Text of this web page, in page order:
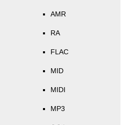
AMR
RA
FLAC
MID
MIDI
MP3